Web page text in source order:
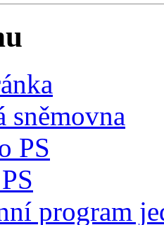
sněmovna
PS
program